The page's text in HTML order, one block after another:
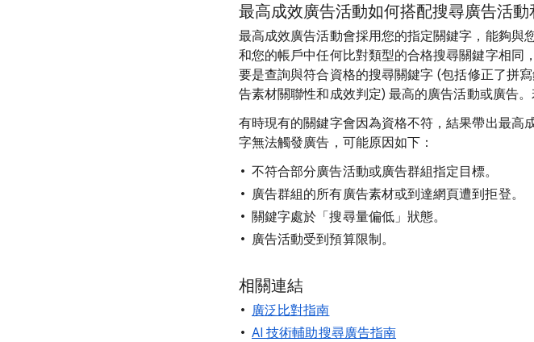
最高成效廣告活動如何搭配搜尋廣告活
最高成效廣告活動會採用您的指定關鍵字，能夠與
和您的帳戶中任何比對類型的合格搜尋關鍵字相同
要是查詢與符合資格的搜尋關鍵字 (包括修正了拼
告素材關聯性和成效判定) 最高的廣告活動或廣告
有時現有的關鍵字會因為資格不符，結果帶出最高
字無法觸發廣告，可能原因如下：
不符合部分廣告活動或廣告群組指定目標。
廣告群組的所有廣告素材或到達網頁遭到拒登。
關鍵字處於「搜尋量偏低」狀態。
廣告活動受到預算限制。
相關連結
廣泛比對指南
AI 技術輔助搜尋廣告指南